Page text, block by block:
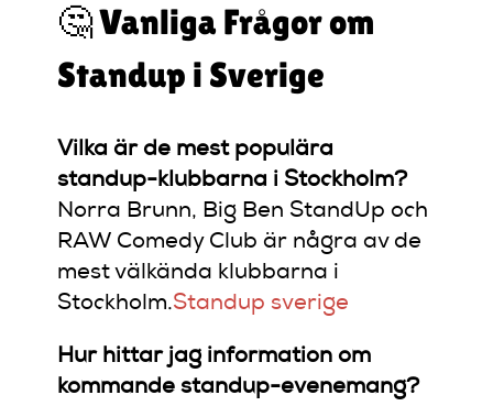
🤔 Vanliga Frågor om
Standup i Sverige
Vilka är de mest populära
standup-klubbarna i Stockholm?
Norra Brunn, Big Ben StandUp och
RAW Comedy Club är några av de
mest välkända klubbarna i
Stockholm.Standup sverige
Hur hittar jag information om
kommande standup-evenemang?